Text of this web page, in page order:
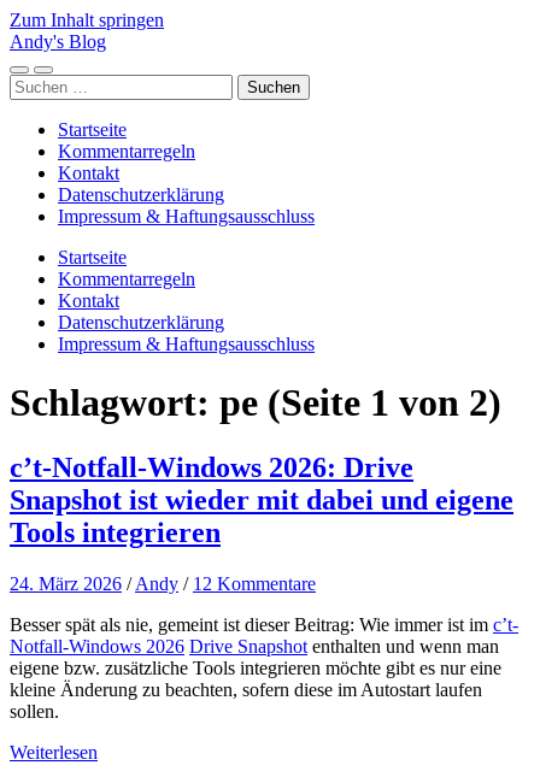
Zum Inhalt springen
Andy's Blog
Mobile-
Menü
Suchfeld
ein-/ausblenden
Suchen
nach:
Startseite
Kommentarregeln
Kontakt
Datenschutzerklärung
Impressum & Haftungsausschluss
Startseite
Kommentarregeln
Kontakt
Datenschutzerklärung
Impressum & Haftungsausschluss
Schlagwort: pe (Seite 1 von 2)
c’t-Notfall-Windows 2026: Drive
Snapshot ist wieder mit dabei und eigene
Tools integrieren
24. März 2026 /Andy / 12 Kommentare
Besser spät als nie, gemeint ist dieser Beitrag: Wie immer ist im c’t-
Notfall-Windows 2026 Drive Snapshot enthalten und wenn man
eigene bzw. zusätzliche Tools integrieren möchte gibt es nur eine
kleine Änderung zu beachten, sofern diese im Autostart laufen
sollen.
Weiterlesen